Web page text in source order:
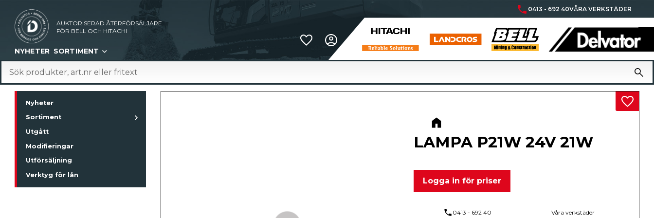
phone 0413 - 692 40VÅRA VERKSTÄDER
AUKTORISERAD ÅTERFÖRSÄLJARE
FÖR BELL OCH HITACHI
Favoriter
NYHETER SORTIMENT
LAMPA P21W 24V 21W
Logga in för priser
Lägg
phone 0413 - 692 40 Våra verkstäder
Nyheter
Sortiment
Utgått
Modifieringar
Utförsäljning
Verktyg för lån